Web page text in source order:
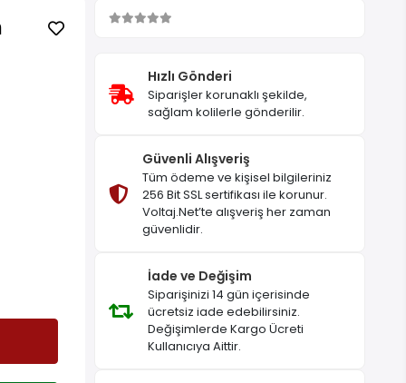
Hızlı Gönderi
Siparişler korunaklı şekilde,
sağlam kolilerle gönderilir.
Güvenli Alışveriş
Tüm ödeme ve kişisel bilgileriniz
256 Bit SSL sertifikası ile korunur.
Voltaj.Net’te alışveriş her zaman
güvenlidir.
İade ve Değişim
Siparişinizi 14 gün içerisinde
ücretsiz iade edebilirsiniz.
Değişimlerde Kargo Ücreti
Kullanıcıya Aittir.